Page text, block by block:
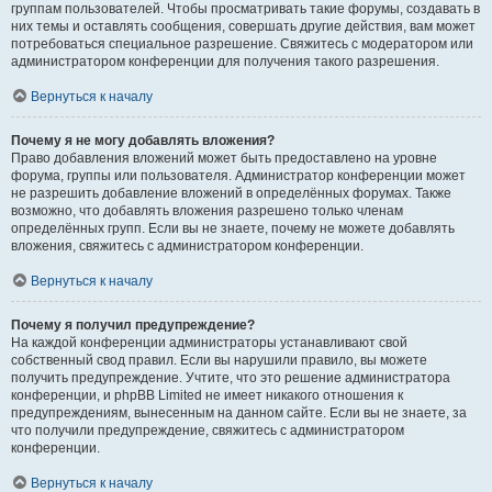
группам пользователей. Чтобы просматривать такие форумы, создавать в
них темы и оставлять сообщения, совершать другие действия, вам может
потребоваться специальное разрешение. Свяжитесь с модератором или
администратором конференции для получения такого разрешения.
Вернуться к началу
Почему я не могу добавлять вложения?
Право добавления вложений может быть предоставлено на уровне
форума, группы или пользователя. Администратор конференции может
не разрешить добавление вложений в определённых форумах. Также
возможно, что добавлять вложения разрешено только членам
определённых групп. Если вы не знаете, почему не можете добавлять
вложения, свяжитесь с администратором конференции.
Вернуться к началу
Почему я получил предупреждение?
На каждой конференции администраторы устанавливают свой
собственный свод правил. Если вы нарушили правило, вы можете
получить предупреждение. Учтите, что это решение администратора
конференции, и phpBB Limited не имеет никакого отношения к
предупреждениям, вынесенным на данном сайте. Если вы не знаете, за
что получили предупреждение, свяжитесь с администратором
конференции.
Вернуться к началу